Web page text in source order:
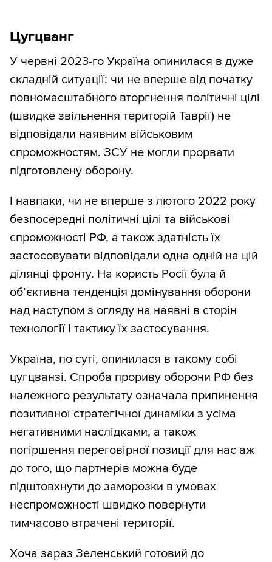
Цугцванг
У червні 2023-го Україна опинилася в дуже
складній ситуації: чи не вперше від початку
повномасштабного вторгнення політичні цілі
(швидке звільнення територій Таврії) не
відповідали наявним військовим
спроможностям. ЗСУ не могли прорвати
підготовлену оборону.
І навпаки, чи не вперше з лютого 2022 року
безпосередні політичні цілі та військові
спроможності РФ, а також здатність їх
застосовувати відповідали одна одній на цій
ділянці фронту. На користь Росії була й
об’єктивна тенденція домінування оборони
над наступом з огляду на наявні в сторін
технології і тактику їх застосування.
Україна, по суті, опинилася в такому собі
цугцванзі. Спроба прориву оборони РФ без
належного результату означала припинення
позитивної стратегічної динаміки з усіма
негативними наслідками, а також
погіршення переговірної позиції для нас аж
до того, що партнерів можна буде
підштовхнути до заморозки в умовах
неспроможності швидко повернути
тимчасово втрачені території.
Хоча зараз Зеленський готовий до